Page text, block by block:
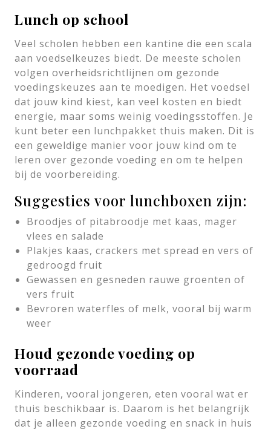
Lunch op school
Veel scholen hebben een kantine die een scala
aan voedselkeuzes biedt. De meeste scholen
volgen overheidsrichtlijnen om gezonde
voedingskeuzes aan te moedigen. Het voedsel
dat jouw kind kiest, kan veel kosten en biedt
energie, maar soms weinig voedingsstoffen. Je
kunt beter een lunchpakket thuis maken. Dit is
een geweldige manier voor jouw kind om te
leren over gezonde voeding en om te helpen
bij de voorbereiding.
Suggesties voor lunchboxen zijn:
Broodjes of pitabroodje met kaas, mager
vlees en salade
Plakjes kaas, crackers met spread en vers of
gedroogd fruit
Gewassen en gesneden rauwe groenten of
vers fruit
Bevroren waterfles of melk, vooral bij warm
weer
Houd gezonde voeding op
voorraad
Kinderen, vooral jongeren, eten vooral wat er
thuis beschikbaar is. Daarom is het belangrijk
dat je alleen gezonde voeding en snack in huis